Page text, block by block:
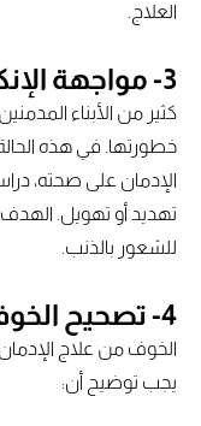
العلاج.
3- مواجهة الإنكار بالحقيقة دون قسوة
كثير من الأبناء
خطورتها. في هذه
الإدمان على صحته،
تهديد أو تهويل.
للشعور بالذنب.
4- تصحيح الخوف من علاج الإدمان
الخوف من علاج
يجب توضيح أن: